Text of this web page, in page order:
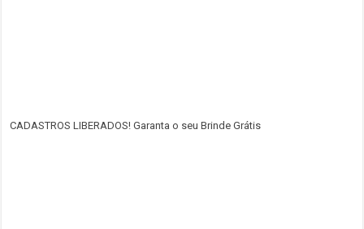
CADASTROS LIBERADOS! Garanta o seu Brinde Grátis